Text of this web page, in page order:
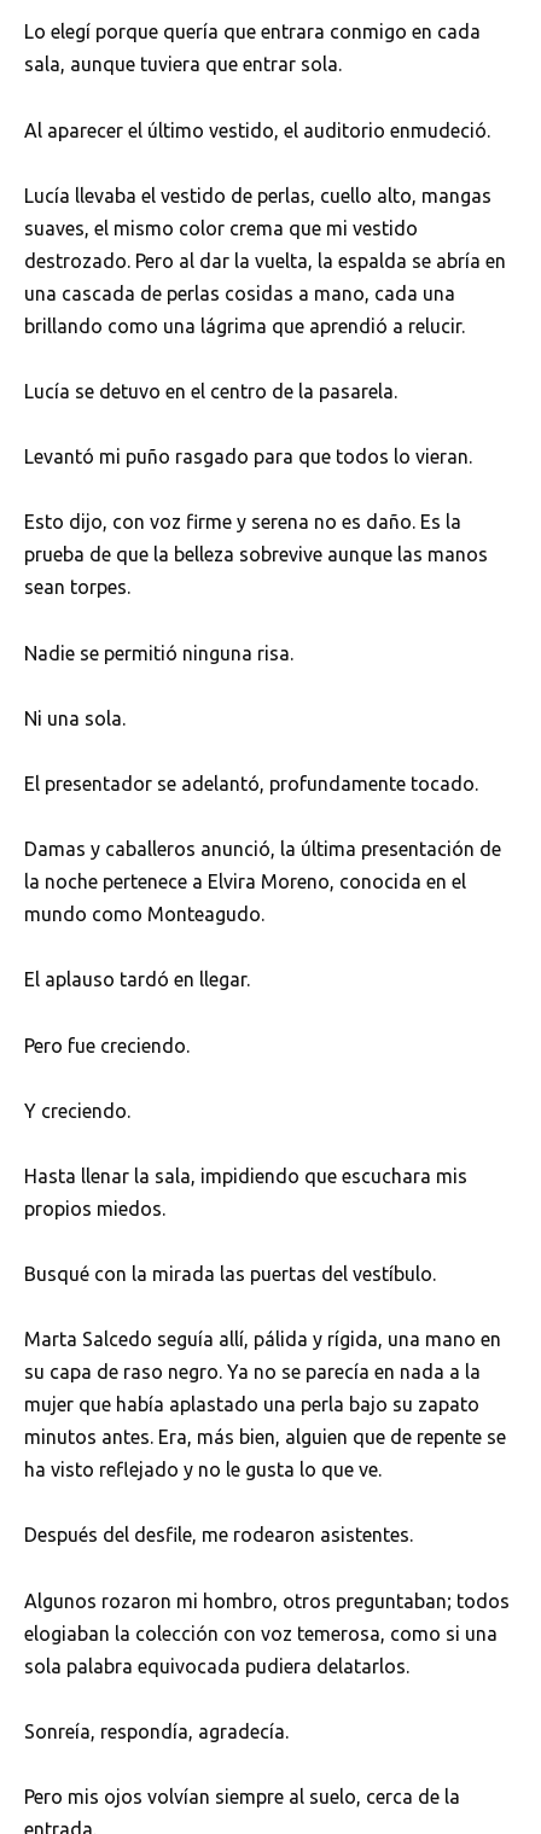
Lo elegí porque quería que entrara conmigo en cada
sala, aunque tuviera que entrar sola.
Al aparecer el último vestido, el auditorio enmudeció.
Lucía llevaba el vestido de perlas, cuello alto, mangas
suaves, el mismo color crema que mi vestido
destrozado. Pero al dar la vuelta, la espalda se abría en
una cascada de perlas cosidas a mano, cada una
brillando como una lágrima que aprendió a relucir.
Lucía se detuvo en el centro de la pasarela.
Levantó mi puño rasgado para que todos lo vieran.
Esto dijo, con voz firme y serena no es daño. Es la
prueba de que la belleza sobrevive aunque las manos
sean torpes.
Nadie se permitió ninguna risa.
Ni una sola.
El presentador se adelantó, profundamente tocado.
Damas y caballeros anunció, la última presentación de
la noche pertenece a Elvira Moreno, conocida en el
mundo como Monteagudo.
El aplauso tardó en llegar.
Pero fue creciendo.
Y creciendo.
Hasta llenar la sala, impidiendo que escuchara mis
propios miedos.
Busqué con la mirada las puertas del vestíbulo.
Marta Salcedo seguía allí, pálida y rígida, una mano en
su capa de raso negro. Ya no se parecía en nada a la
mujer que había aplastado una perla bajo su zapato
minutos antes. Era, más bien, alguien que de repente se
ha visto reflejado y no le gusta lo que ve.
Después del desfile, me rodearon asistentes.
Algunos rozaron mi hombro, otros preguntaban; todos
elogiaban la colección con voz temerosa, como si una
sola palabra equivocada pudiera delatarlos.
Sonreía, respondía, agradecía.
Pero mis ojos volvían siempre al suelo, cerca de la
entrada.